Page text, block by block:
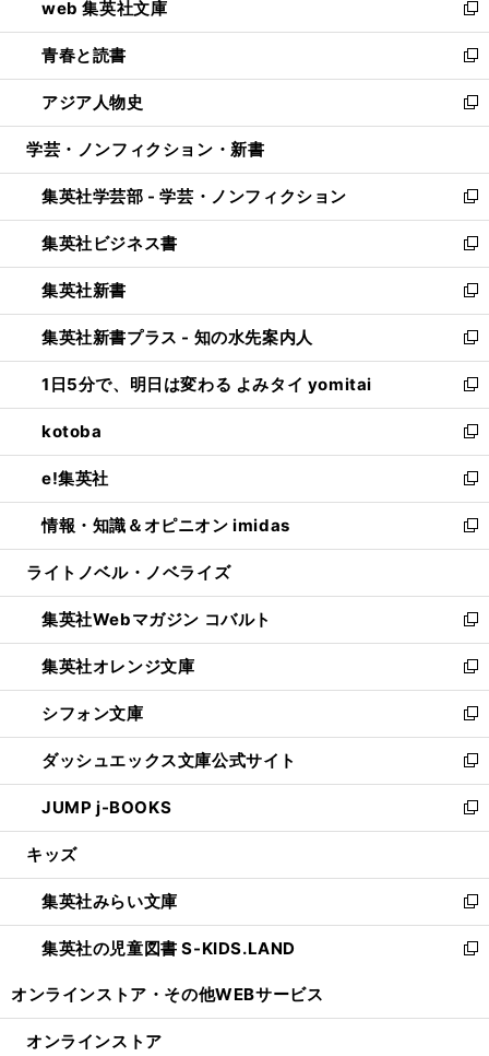
ド
ウ
で
開
く
ィ
ン
ド
ウ
で
開
い
ウ
ィ
ン
ド
ウ
開
く
web 集英社文庫
新
し
い
ウ
ィ
ン
ウ
で
開
く
青春と読書
新
し
い
ウ
ン
ド
ウ
で
開
く
アジア人物史
新
し
ウ
ィ
ン
ド
ウ
で
開
く
学芸・ノンフィクション・新書
集英社学芸部 - 学芸・ノンフィクション
新
し
い
ウ
ィ
ン
ド
ウ
で
開
く
集英社ビジネス書
新
し
い
ウ
ィ
ン
ド
ウ
で
開
く
集英社新書
新
し
い
ウ
ィ
ン
ド
ウ
で
開
く
集英社新書プラス - 知の水先案内人
新
し
い
ウ
ィ
ン
ド
ウ
で
開
1日5分で、明日は変わる よみタイ yomitai
新
し
い
ウ
ィ
ン
ド
ウ
開
く
kotoba
新
し
い
ウ
ィ
ン
ウ
で
開
く
e!集英社
新
し
い
ウ
ン
ド
ウ
で
開
く
情報・知識＆オピニオン imidas
新
し
ウ
ィ
ン
ド
ウ
で
開
く
ライトノベル・ノベライズ
集英社Webマガジン コバルト
新
し
い
ウ
ィ
ン
ド
ウ
で
開
集英社オレンジ文庫
新
し
い
ウ
ィ
ン
ド
ウ
開
く
シフォン文庫
新
し
い
ウ
ィ
ン
ウ
で
開
く
ダッシュエックス文庫公式サイト
新
し
い
ウ
ン
ド
ウ
で
JUMP j-BOOKS
新
し
ウ
ィ
ン
ド
開
キッズ
集英社みらい文庫
新
し
い
ン
集英社の児童図書 S-KIDS.LAND
新
ウ
オンラインストア・ その他WEBサービス
オンラインストア